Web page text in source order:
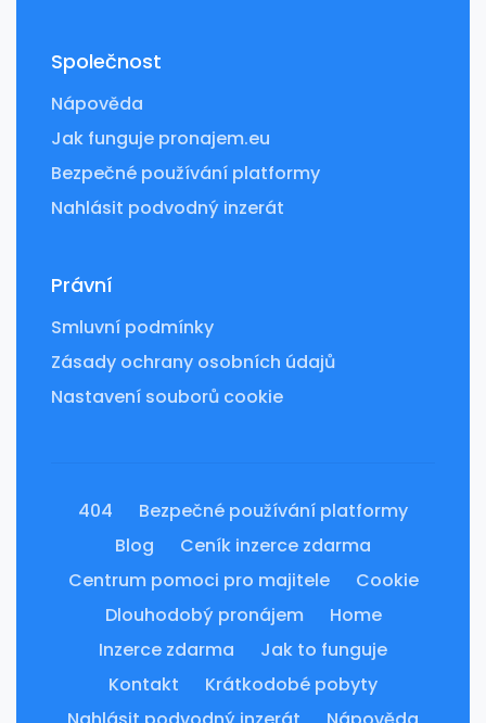
Společnost
Nápověda
Jak funguje pronajem.eu
Bezpečné používání platformy
Nahlásit podvodný inzerát
Právní
Smluvní podmínky
Zásady ochrany osobních údajů
Nastavení souborů cookie
404
Bezpečné používání platformy
Blog
Ceník inzerce zdarma
Centrum pomoci pro majitele
Cookie
Dlouhodobý pronájem
Home
Inzerce zdarma
Jak to funguje
Kontakt
Krátkodobé pobyty